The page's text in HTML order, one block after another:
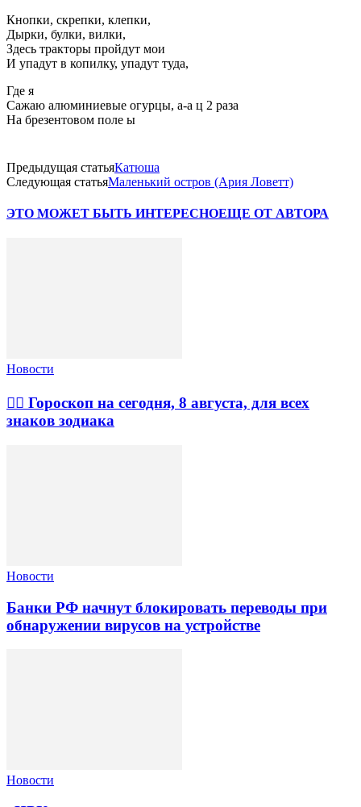
Кнопки, скрепки, клепки,
Дырки, булки, вилки,
Здесь тракторы пройдут мои
И упадут в копилку, упадут туда,
Где я
Сажаю алюминиевые огурцы, а-а ц 2 раза
На брезентовом поле ы
Предыдущая статьяКатюша
Следующая статьяМаленький остров (Ария Ловетт)
ЭТО МОЖЕТ БЫТЬ ИНТЕРЕСНОЕЩЕ ОТ АВТОРА
Новости
🧙‍♀ Гороскоп на сегодня, 8 августа, для всех
знаков зодиака
Новости
Банки РФ начнут блокировать переводы при
обнаружении вирусов на устройстве
Новости